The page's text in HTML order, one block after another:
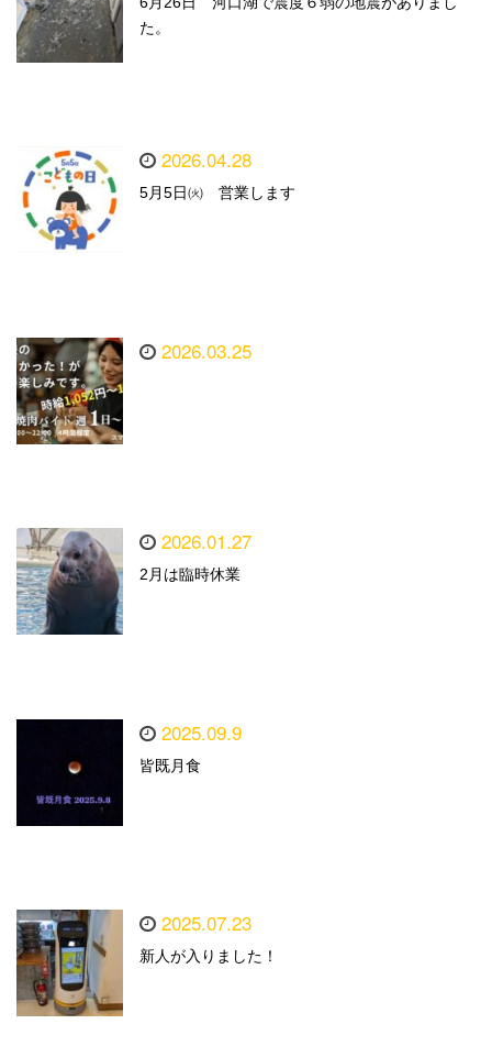
た。
2026.04.28
5月5日㈫ 営業します
2026.03.25
2026.01.27
2月は臨時休業
2025.09.9
皆既月食
2025.07.23
新人が入りました！